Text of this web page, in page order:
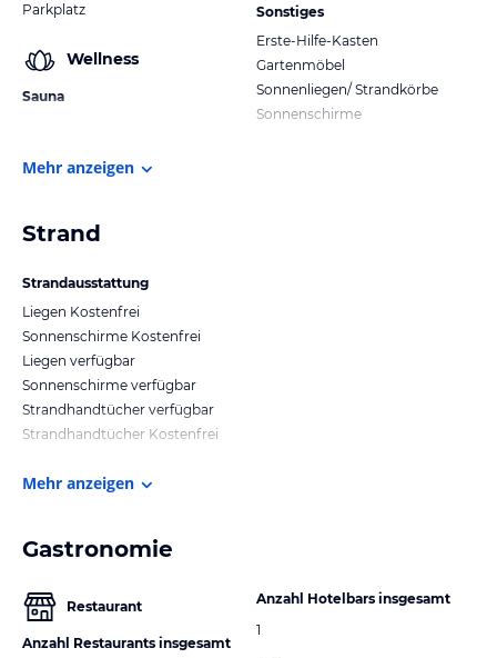
Parkplatz
Wellness
Sauna
Sonstiges
Erste-Hilfe-Kasten
Gartenmöbel
Sonnenliegen/ Strandkörbe
Sonnenschirme
Mehr anzeigen
Strand
Strandausstattung
Liegen Kostenfrei
Sonnenschirme Kostenfrei
Liegen verfügbar
Sonnenschirme verfügbar
Strandhandtücher verfügbar
Strandhandtücher Kostenfrei
Mehr anzeigen
Gastronomie
Restaurant
Anzahl Restaurants insgesamt
Anzahl Hotelbars insgesamt
1